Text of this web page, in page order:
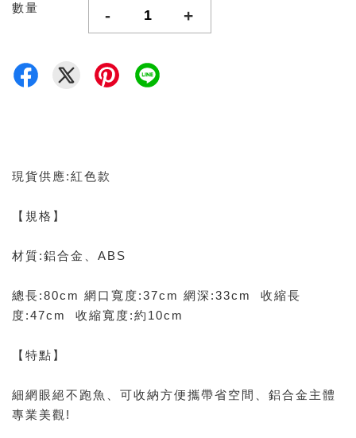
數量 - +
現貨供應:紅色款
【規格】
材質:鋁合金、ABS
總長:80cm 網口寬度:37cm 網深:33cm 收縮長
度:47cm 收縮寬度:約10cm
【特點】
細網眼絕不跑魚、可收納方便攜帶省空間、鋁合金主體
專業美觀!